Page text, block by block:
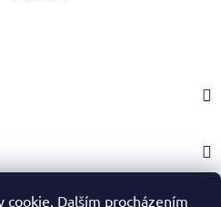
cookie. Dalším procházením